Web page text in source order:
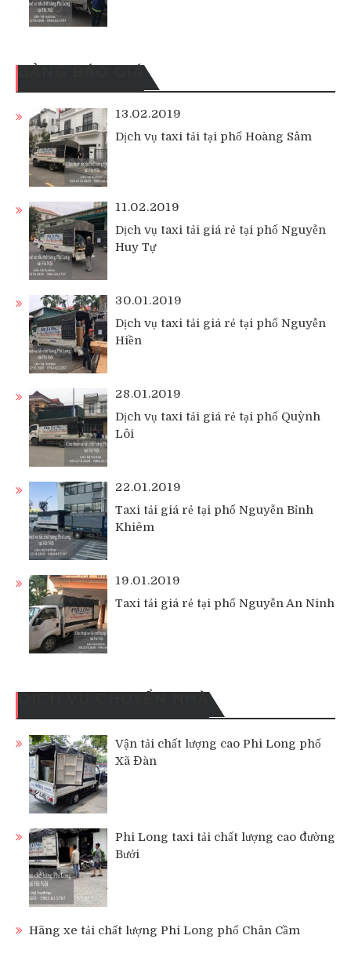
BẢNG BÁO GIÁ
13.02.2019
Dịch vụ taxi tải tại phố Hoàng Sâm
11.02.2019
Dịch vụ taxi tải giá rẻ tại phố Nguyễn
Huy Tự
30.01.2019
Dịch vụ taxi tải giá rẻ tại phố Nguyễn
Hiền
28.01.2019
Dịch vụ taxi tải giá rẻ tại phố Quỳnh
Lôi
22.01.2019
Taxi tải giá rẻ tại phố Nguyễn Bỉnh
Khiêm
19.01.2019
Taxi tải giá rẻ tại phố Nguyễn An Ninh
DỊCH VỤ CHUYỂN NHÀ
Vận tải chất lượng cao Phi Long phố
Xã Đàn
Phi Long taxi tải chất lượng cao đường
Bưởi
Hãng xe tải chất lượng Phi Long phố Chân Cầm